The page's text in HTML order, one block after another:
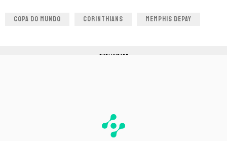
COPA DO MUNDO CORINTHIANS MEMPHIS DEPAY
PUBLICIDADE